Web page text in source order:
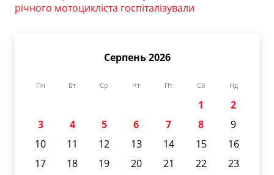
річного мотоцикліста госпіталізували
Серпень 2026
Пн Вт Ср Чт Пт Сб Нд
1
2
3
4 5 6 7 8
9
10
11 12 13 14 15
16
17
18 19 20 21 22
23